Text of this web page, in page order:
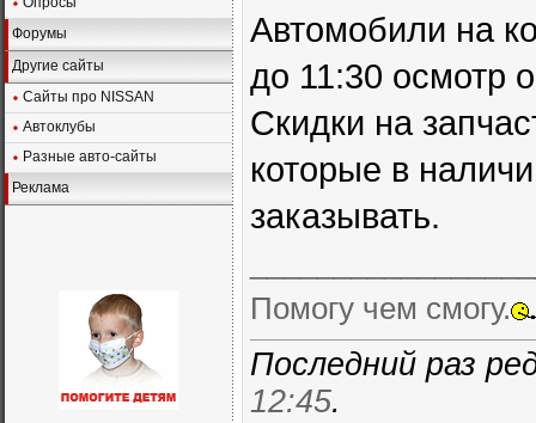
Форумы
Другие сайты
Сайты про NISSAN
Автоклубы
Разные авто-сайты
Реклама
Автомобили на
до 11:30 осмотр
Скидки на
которые в
заказывать.
Помогу чем смогу.
Последний раз
12:45.